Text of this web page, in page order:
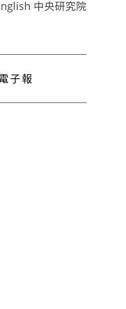
中央研究院
子報